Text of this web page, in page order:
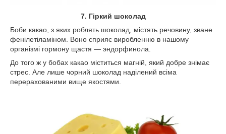
7. Гіркий шоколад
Боби какао, з яких роблять шоколад, містять речовину, зване
фенілетіламіном. Воно сприяє виробленню в нашому
організмі гормону щастя — эндорфинола.
До того ж у бобах какао міститься магній, який добре знімає
стрес. Але лише чорний шоколад наділений всіма
перерахованими вище якостями.